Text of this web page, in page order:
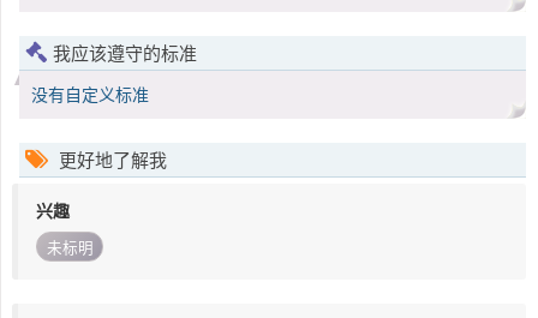
我应该遵守的标准
没有自定义标准
更好地了解我
兴趣
未标明